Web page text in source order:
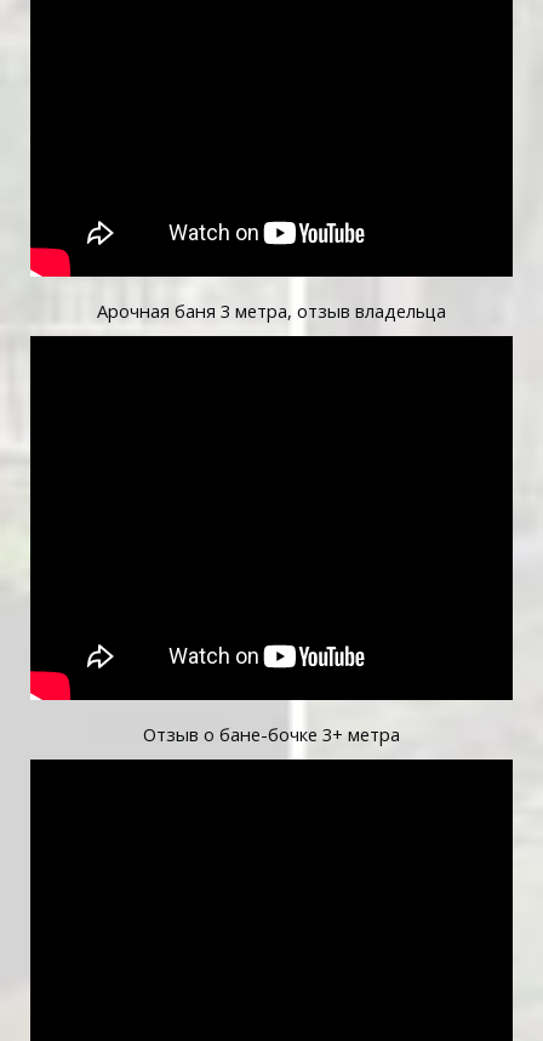
Арочная баня 3 метра, отзыв владельца
Отзыв о бане-бочке 3+ метра